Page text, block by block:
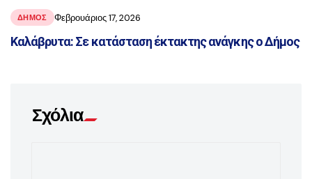
ΔΗΜΟΣ Φεβρουάριος 17, 2026
Καλάβρυτα: Σε κατάσταση έκτακτης ανάγκης ο Δήμος
Σχόλια